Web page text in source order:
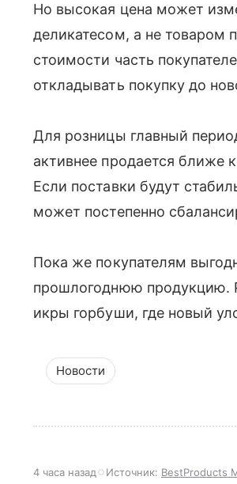
Но высокая цена может
деликатесом, а не товаром
стоимости часть
откладывать покупку до
Для розницы главный
активнее продается ближе
Если поставки будут
может постепенно
Пока же покупателям
прошлогоднюю продукцию.
икры горбуши, где новый
Новости
4 часа назад Источник: BestProducts